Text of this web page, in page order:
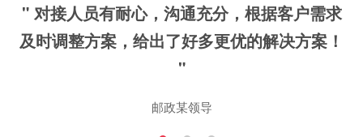
" 对接人员有耐心，沟通充分，根据客户需求
及时调整方案，给出了好多更优的解决方案！
"
邮政某领导